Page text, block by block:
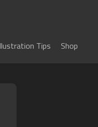
Tips Shop